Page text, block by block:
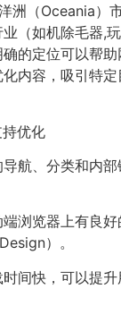
洲（Oceania）
（如机除毛器,
的定位可以帮
内容，吸引特
优化
航、分类和内
浏览器上有良
）。
间快，可以提